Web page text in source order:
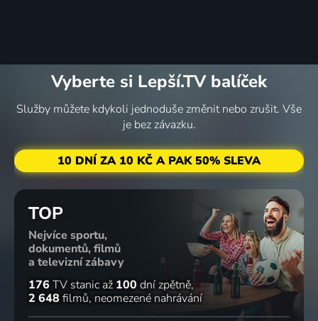
Vyberte si Lepší.TV balíček
Služby můžete kdykoli jednoduše změnit nebo zrušit. Vše
je bez závazku.
10 DNÍ ZA 10 KČ A PAK 50% SLEVA
TOP
Nejvíce sportu,
dokumentů, filmů
a televizní zábavy
176 TV stanic až 100 dní zpětně
2 648 filmů neomezené nahrávání